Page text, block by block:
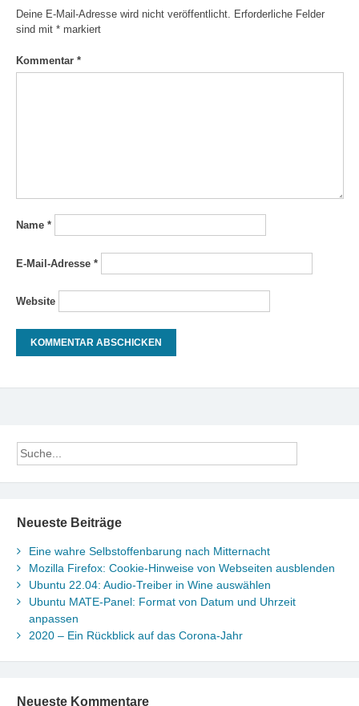
Deine E-Mail-Adresse wird nicht veröffentlicht. Erforderliche Felder
sind mit *markiert
Kommentar *
Name *
E-Mail-Adresse *
Website
Neueste Beiträge
Eine wahre Selbstoffenbarung nach Mitternacht
Mozilla Firefox: Cookie-Hinweise von Webseiten ausblenden
Ubuntu 22.04: Audio-Treiber in Wine auswählen
Ubuntu MATE-Panel: Format von Datum und Uhrzeit
anpassen
2020 – Ein Rückblick auf das Corona-Jahr
Neueste Kommentare